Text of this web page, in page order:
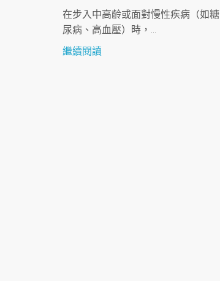
在步入中高齡或面對慢性疾病（如糖
尿病、高血壓）時，...
繼續閱讀